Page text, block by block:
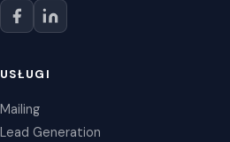
USŁUGI
Mailing
Lead Generation